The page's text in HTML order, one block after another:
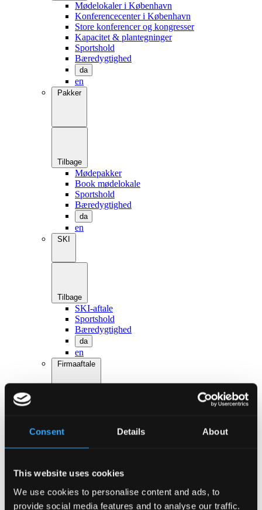
Consent Details About
This website uses cookies
We use cookies to personalise content and ads, to
provide social media features and to analyse our traffic.
Mødelokaler i København
Konferencecenter i København
Store konferencer og kongresser
Kapacitet & plantegninger
Sportshold
Bæredygtighed
da
en
Pakker
Tilbage
Mødepakker
Book mødelokale
Sportshold
Bæredygtighed
da
en
SKI
Tilbage
SKI-aftale
Sportshold
Bæredygtighed
da
en
Firmaaftale
Tilbage
Sportshold
Bæredygtighed
da
en